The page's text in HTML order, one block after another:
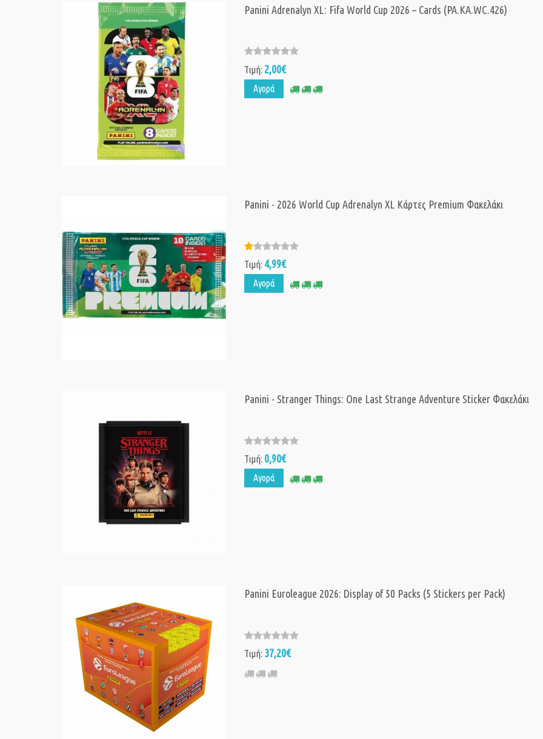
Panini Adrenalyn XL: Fifa World Cup 2026 – Cards (PA.KA.WC.426)
Τιμή:2,00€
Αγορά
Panini - 2026 World Cup Adrenalyn XL Κάρτες Premium Φακελάκι
Τιμή: 4,99€
Αγορά
Panini - Stranger Things: One Last Strange Adventure Sticker Φακελάκι
Τιμή: 0,90€
Αγορά
Panini Euroleague 2026: Display of 50 Packs (5 Stickers per Pack)
Τιμή: 37,20€